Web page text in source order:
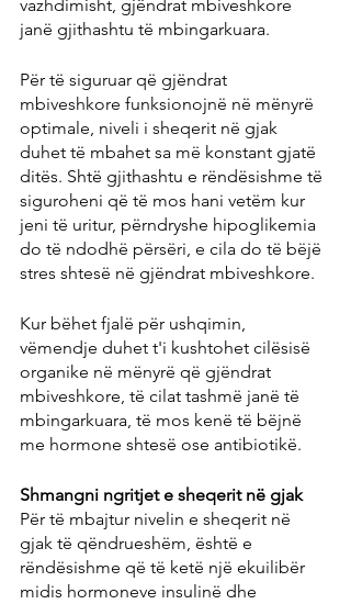
vazhdimisht, gjëndrat mbiveshkore
janë gjithashtu të mbingarkuara.
Për të siguruar që gjëndrat
mbiveshkore funksionojnë në mënyrë
optimale, niveli i sheqerit në gjak
duhet të mbahet sa më konstant gjatë
ditës. Shtë gjithashtu e rëndësishme të
siguroheni që të mos hani vetëm kur
jeni të uritur, përndryshe hipoglikemia
do të ndodhë përsëri, e cila do të bëjë
stres shtesë në gjëndrat mbiveshkore.
Kur bëhet fjalë për ushqimin,
vëmendje duhet t'i kushtohet cilësisë
organike në mënyrë që gjëndrat
mbiveshkore, të cilat tashmë janë të
mbingarkuara, të mos kenë të bëjnë
me hormone shtesë ose antibiotikë.
Shmangni ngritjet e sheqerit në gjak
Për të mbajtur nivelin e sheqerit në
gjak të qëndrueshëm, është e
rëndësishme që të ketë një ekuilibër
midis hormoneve insulinë dhe